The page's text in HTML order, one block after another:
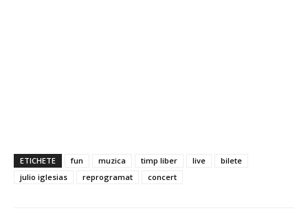
ETICHETE fun muzica timp liber live
bilete
julio iglesias
reprogramat concert